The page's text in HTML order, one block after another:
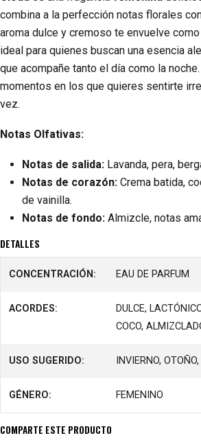
combina a la perfección notas florales
aroma dulce y cremoso te envuelve
ideal para quienes buscan una esencia
que acompañe tanto el día como la
momentos en los que quieres sentirte
vez.
Notas Olfativas:
Notas de salida: Lavanda, pera,
Notas de corazón: Crema batida,
de vainilla.
Notas de fondo: Almizcle, notas
DETALLES
CONCENTRACIÓN: EAU DE PARFUM
ACORDES:
DULCE,
COCO,
USO SUGERIDO: INVIERNO,
GÉNERO: FEMENINO
COMPARTE ESTE PRODUCTO